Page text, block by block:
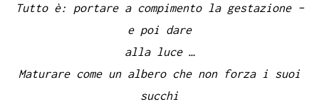
Tutto è: portare a compimento la gestazione –
e poi dare
alla luce …
Maturare come un albero che non forza i suoi
succhi